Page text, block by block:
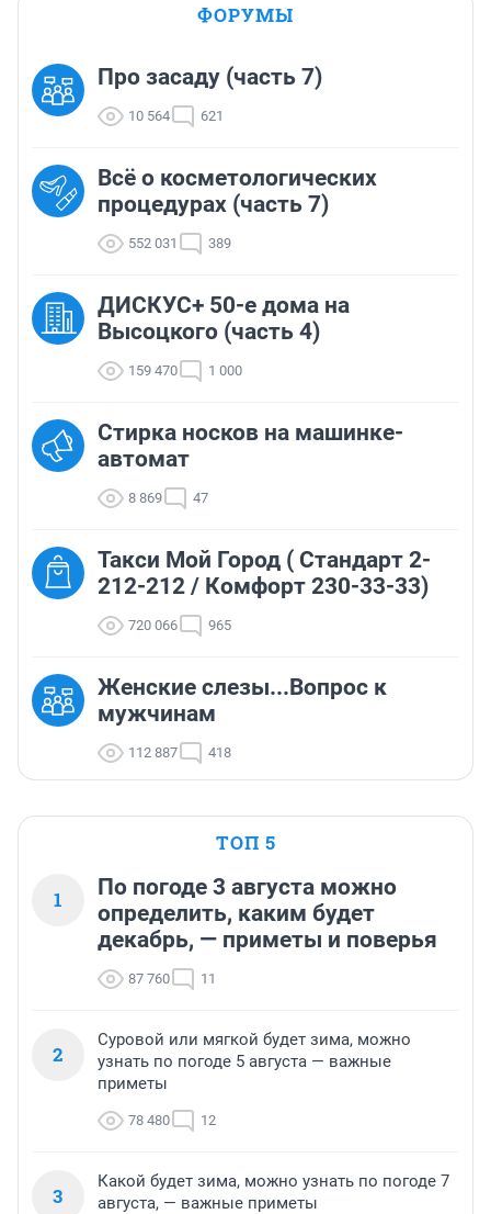
ФОРУМЫ
Про засаду (часть 7)
10 564 621
Всё о косметологических
процедурах (часть 7)
552 031 389
ДИСКУС+ 50-е дома на
Высоцкого (часть 4)
159 470 1 000
Стирка носков на машинке-
автомат
8 869 47
Такси Мой Город ( Стандарт 2-
212-212 / Комфорт 230-33-33)
720 066 965
Женские слезы...Вопрос к
мужчинам
112 887 418
ТОП 5
1
По погоде 3 августа можно
определить, каким будет
декабрь, — приметы и поверья
87 760 11
2
Суровой или мягкой будет зима, можно
узнать по погоде 5 августа — важные
приметы
78 480 12
3
Какой будет зима, можно узнать по погоде 7
августа, — важные приметы